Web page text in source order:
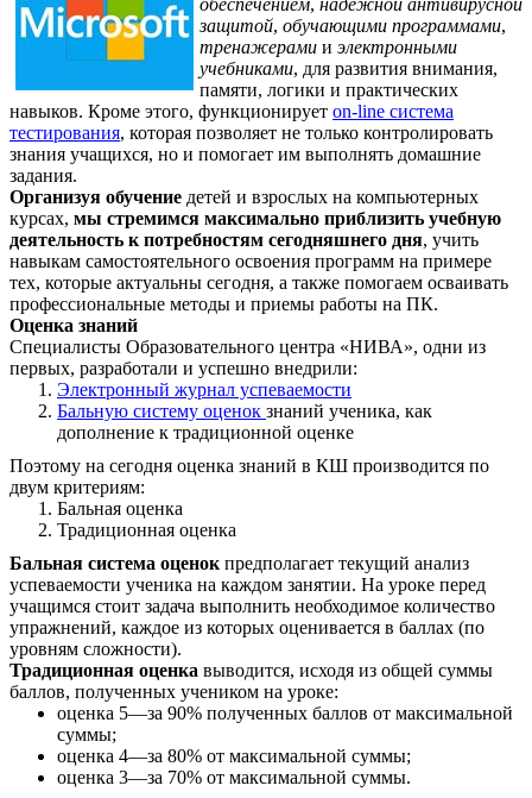
защитой, обучающими программами,
тренажерами и электронными
учебниками, для развития внимания,
памяти, логики и практических
навыков. Кроме этого, функционирует on-line система
тестирования, которая позволяет не только контролировать
знания учащихся, но и помогает им выполнять домашние
задания.
Организуя обучение детей и взрослых на компьютерных
курсах, мы стремимся максимально приблизить учебную
деятельность к потребностям сегодняшнего дня, учить
навыкам самостоятельного освоения программ на примере
тех, которые актуальны сегодня, а также помогаем осваивать
профессиональные методы и приемы работы на ПК.
Оценка знаний
Специалисты Образовательного центра «НИВА», одни из
первых, разработали и успешно внедрили:
Электронный журнал успеваемости
Бальную систему оценок знаний ученика, как
дополнение к традиционной оценке
Поэтому на сегодня оценка знаний в КШ производится по
двум критериям:
Бальная оценка
Традиционная оценка
Бальная система оценок предполагает текущий анализ
успеваемости ученика на каждом занятии. На уроке перед
учащимся стоит задача выполнить необходимое количество
упражнений, каждое из которых оценивается в баллах (по
уровням сложности).
Традиционная оценка выводится, исходя из общей суммы
баллов, полученных учеником на уроке:
оценка 5—за 90% полученных баллов от максимальной
суммы;
оценка 4—за 80% от максимальной суммы;
оценка 3—за 70% от максимальной суммы.